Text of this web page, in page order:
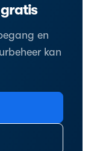
en
kan